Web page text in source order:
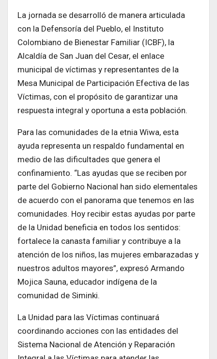
La jornada se desarrolló de manera articulada
con la Defensoría del Pueblo, el Instituto
Colombiano de Bienestar Familiar (ICBF), la
Alcaldía de San Juan del Cesar, el enlace
municipal de víctimas y representantes de la
Mesa Municipal de Participación Efectiva de las
Víctimas, con el propósito de garantizar una
respuesta integral y oportuna a esta población.
Para las comunidades de la etnia Wiwa, esta
ayuda representa un respaldo fundamental en
medio de las dificultades que genera el
confinamiento. “Las ayudas que se reciben por
parte del Gobierno Nacional han sido elementales
de acuerdo con el panorama que tenemos en las
comunidades. Hoy recibir estas ayudas por parte
de la Unidad beneficia en todos los sentidos:
fortalece la canasta familiar y contribuye a la
atención de los niños, las mujeres embarazadas y
nuestros adultos mayores”, expresó Armando
Mojica Sauna, educador indígena de la
comunidad de Siminki.
La Unidad para las Víctimas continuará
coordinando acciones con las entidades del
Sistema Nacional de Atención y Reparación